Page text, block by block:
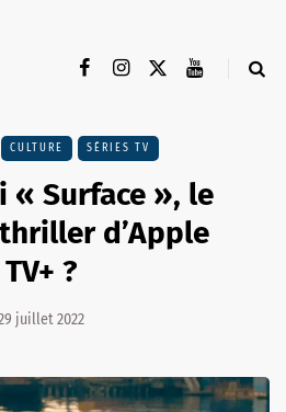
CULTURE SÉRIES TV
« Surface », le
d’Apple
TV+ ?
juillet 2022